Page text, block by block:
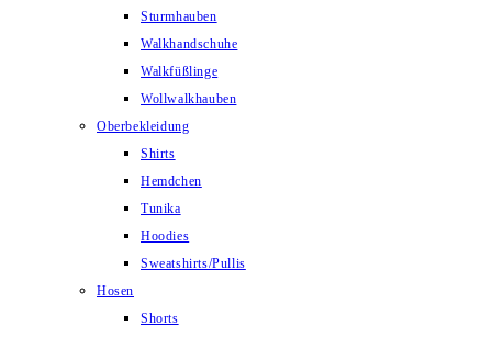
Sturmhauben
Walkhandschuhe
Walkfüßlinge
Wollwalkhauben
Oberbekleidung
Shirts
Hemdchen
Tunika
Hoodies
Sweatshirts/Pullis
Hosen
Shorts